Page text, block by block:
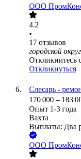
ООО
4.2
•
17 отзывов
городской
Откликнитесь
Откликнуться
Слесарь -
170 000 – 183
Опыт 1-3 года
Вахта
Выплаты: Два
ООО